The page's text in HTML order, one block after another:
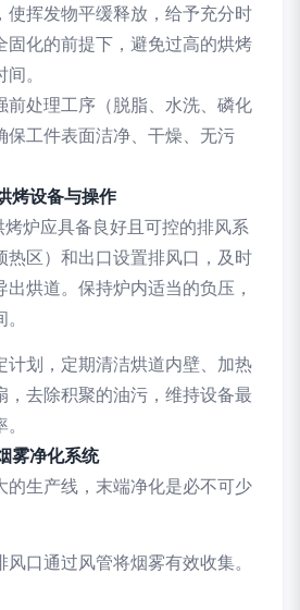
使挥发物平缓释放，给予充分时
固化的前提下，避免过高的烘烤
。
前处理工序（脱脂、水洗、磷化
保工件表面洁净、干燥、无污
烤设备与操作
烤炉应具备良好且可控的排风系
热区）和出口设置排风口，及时
烘道。保持炉内适当的负压，
计划，定期清洁烘道内壁、加热
，去除积聚的油污，维持设备最
雾净化系统
的生产线，末端净化是必不可少
风口通过风管将烟雾有效收集。